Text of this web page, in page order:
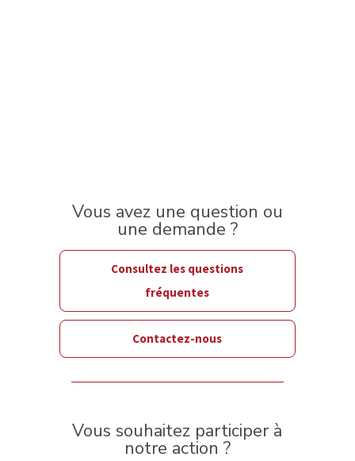
Vous avez une question ou
une demande ?
Consultez les questions
fréquentes
Contactez-nous
Vous souhaitez participer à
notre action ?